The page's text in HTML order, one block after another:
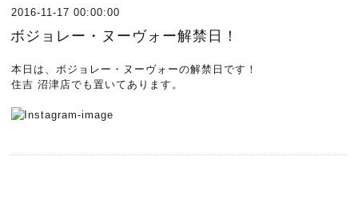
2016-11-17 00:00:00
ボジョレー・ヌーヴォー解禁日！
本日は、ボジョレー・ヌーヴォーの解禁日です！
住吉 沼津店でも置いてあります。